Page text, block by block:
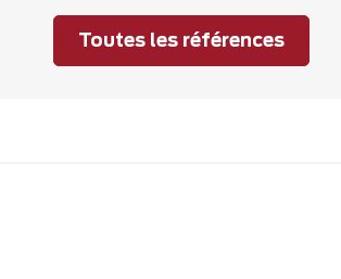
Toutes les références